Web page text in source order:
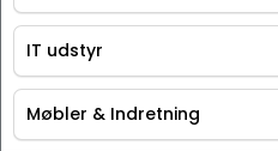
Tilbehør
IT udstyr
IT udstyr
Møbler & Indretning